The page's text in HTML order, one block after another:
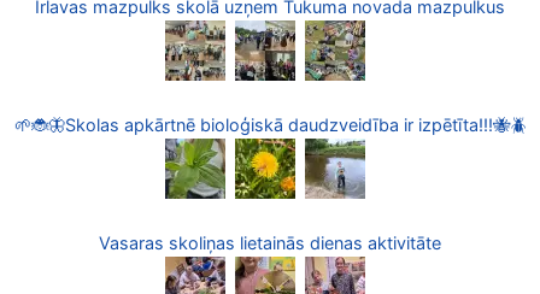
Irlavas mazpulks skolā uzņem Tukuma novada mazpulkus
🌱🐞🦋Skolas apkārtnē bioloģiskā daudzveidība ir izpētīta!!!🐝🪲
Vasaras skoliņas lietainās dienas aktivitāte